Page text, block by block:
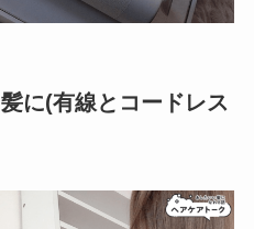
に(有線とコードレス